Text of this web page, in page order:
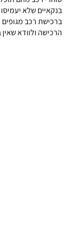
בנקאיים שלא
ברכישת רכב
הרכישה ולוודא